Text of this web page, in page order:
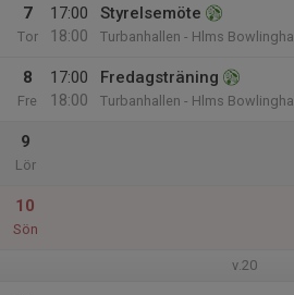
7
Tor
17:00
18:00
Styrelsemöte
Turbanhallen - Hlms Bowlinghall
8
Fre
17:00
18:00
Fredagsträning
Turbanhallen - Hlms Bowlinghall
9
Lör
10
Sön
v.20